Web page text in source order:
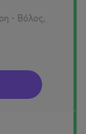
- Βόλος,